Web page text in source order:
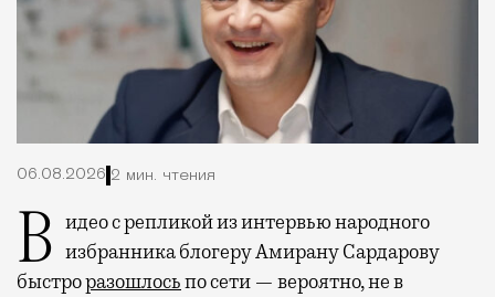
06.08.2026 2 мин. чтения
Видео с репликой из интервью народного избранника блогеру Амирану Сардарову
быстроразошлосьпо сети — вероятно, не в